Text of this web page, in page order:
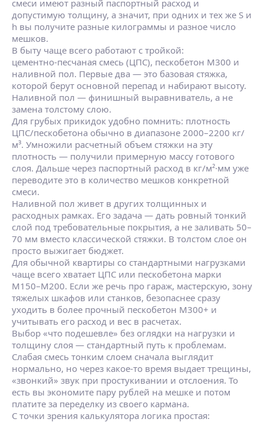
смеси имеют разный паспортный расход и
допустимую толщину, а значит, при одних и тех же S и
h вы получите разные килограммы и разное число
мешков.
В быту чаще всего работают с тройкой:
цементно‑песчаная смесь (ЦПС), пескобетон М300 и
наливной пол. Первые два — это базовая стяжка,
которой берут основной перепад и набирают высоту.
Наливной пол — финишный выравниватель, а не
замена толстому слою.
Для грубых прикидок удобно помнить: плотность
ЦПС/пескобетона обычно в диапазоне 2000–2200 кг/
м³. Умножили расчетный объем стяжки на эту
плотность — получили примерную массу готового
слоя. Дальше через паспортный расход в кг/м²·мм уже
переводите это в количество мешков конкретной
смеси.
Наливной пол живет в других толщинных и
расходных рамках. Его задача — дать ровный тонкий
слой под требовательные покрытия, а не заливать 50–
70 мм вместо классической стяжки. В толстом слое он
просто выжигает бюджет.
Для обычной квартиры со стандартными нагрузками
чаще всего хватает ЦПС или пескобетона марки
М150–М200. Если же речь про гараж, мастерскую, зону
тяжелых шкафов или станков, безопаснее сразу
уходить в более прочный пескобетон М300+ и
учитывать его расход и вес в расчетах.
Выбор «что подешевле» без оглядки на нагрузки и
толщину слоя — стандартный путь к проблемам.
Слабая смесь тонким слоем сначала выглядит
нормально, но через какое‑то время выдает трещины,
«звонкий» звук при простукивании и отслоения. То
есть вы экономите пару рублей на мешке и потом
платите за переделку из своего кармана.
С точки зрения калькулятора логика простая: